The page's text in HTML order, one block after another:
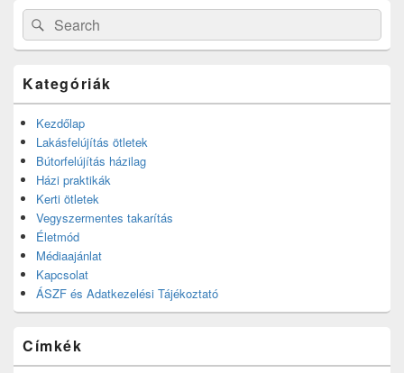
Search
for:
Search
Kategóriák
Kezdőlap
Lakásfelújítás ötletek
Bútorfelújítás házilag
Házi praktikák
Kerti ötletek
Vegyszermentes takarítás
Életmód
Médiaajánlat
Kapcsolat
ÁSZF és Adatkezelési Tájékoztató
Címkék